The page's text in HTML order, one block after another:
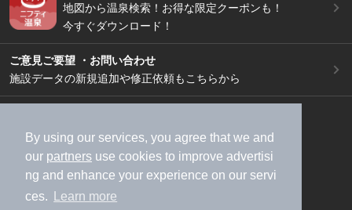
By using our services, you agree that we and
our partners use cookies to improve advertisi
ng and enhance your experience on our servi
ces.
Learn more
地図から温泉検索！お得な限定クーポンも！
今すぐダウンロード！
ご意見ご要望 ・お問い合わせ
施設データの新規追加や修正依頼もこちらから
加盟店募集（資料請求）
広告出稿のご案内
利用規約
ライフスタイルMEMBERS+規約
特定商取引法に基づく表記
ヘルプ
採用情報
運営会社